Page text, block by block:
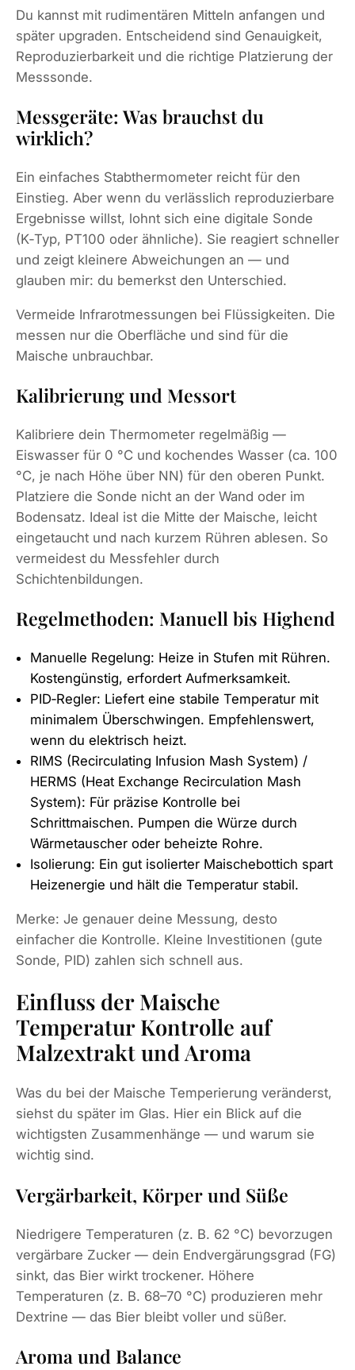
Du kannst mit rudimentären Mitteln anfangen und
später upgraden. Entscheidend sind Genauigkeit,
Reproduzierbarkeit und die richtige Platzierung der
Messsonde.
Messgeräte: Was brauchst du
wirklich?
Ein einfaches Stabthermometer reicht für den
Einstieg. Aber wenn du verlässlich reproduzierbare
Ergebnisse willst, lohnt sich eine digitale Sonde
(K‑Typ, PT100 oder ähnliche). Sie reagiert schneller
und zeigt kleinere Abweichungen an — und
glauben mir: du bemerkst den Unterschied.
Vermeide Infrarotmessungen bei Flüssigkeiten. Die
messen nur die Oberfläche und sind für die
Maische unbrauchbar.
Kalibrierung und Messort
Kalibriere dein Thermometer regelmäßig —
Eiswasser für 0 °C und kochendes Wasser (ca. 100
°C, je nach Höhe über NN) für den oberen Punkt.
Platziere die Sonde nicht an der Wand oder im
Bodensatz. Ideal ist die Mitte der Maische, leicht
eingetaucht und nach kurzem Rühren ablesen. So
vermeidest du Messfehler durch
Schichtenbildungen.
Regelmethoden: Manuell bis Highend
Manuelle Regelung: Heize in Stufen mit Rühren.
Kostengünstig, erfordert Aufmerksamkeit.
PID‑Regler: Liefert eine stabile Temperatur mit
minimalem Überschwingen. Empfehlenswert,
wenn du elektrisch heizt.
RIMS (Recirculating Infusion Mash System) /
HERMS (Heat Exchange Recirculation Mash
System): Für präzise Kontrolle bei
Schrittmaischen. Pumpen die Würze durch
Wärmetauscher oder beheizte Rohre.
Isolierung: Ein gut isolierter Maischebottich spart
Heizenergie und hält die Temperatur stabil.
Merke: Je genauer deine Messung, desto
einfacher die Kontrolle. Kleine Investitionen (gute
Sonde, PID) zahlen sich schnell aus.
Einfluss der Maische
Temperatur Kontrolle auf
Malzextrakt und Aroma
Was du bei der Maische Temperierung veränderst,
siehst du später im Glas. Hier ein Blick auf die
wichtigsten Zusammenhänge — und warum sie
wichtig sind.
Vergärbarkeit, Körper und Süße
Niedrigere Temperaturen (z. B. 62 °C) bevorzugen
vergärbare Zucker — dein Endvergärungsgrad (FG)
sinkt, das Bier wirkt trockener. Höhere
Temperaturen (z. B. 68–70 °C) produzieren mehr
Dextrine — das Bier bleibt voller und süßer.
Aroma und Balance